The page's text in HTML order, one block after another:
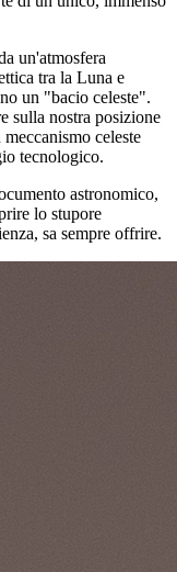
un'atmosfera
tra la Luna e
un "bacio celeste".
sulla nostra posizione
celeste
tecnologico.
astronomico,
lo stupore
sa sempre offrire.